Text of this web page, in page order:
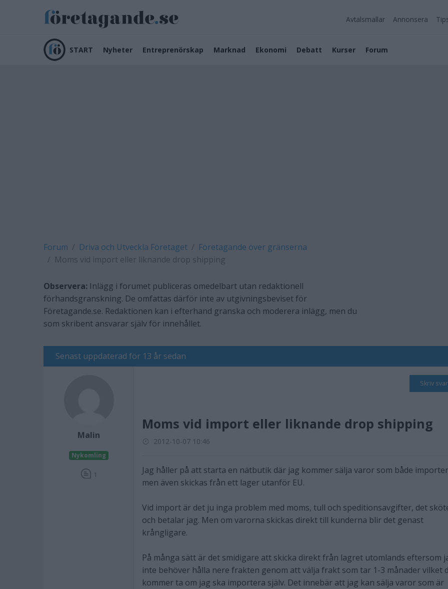
Avtalsmallar Annonsera
START Nyheter Entreprenörskap Marknad Ekonomi Debatt Kurser Forum
Forum Driva och Utveckla Företaget
Företagande över gränserna
Moms vid import eller liknande drop shipping
Observera: Inlägg i forumet publiceras omedelbart utan redaktionell
förhandsgranskning. De omfattas därför inte av utgivningsbeviset för
Företagande.se. Redaktionen kan i efterhand granska och moderera inlägg, men du
som skribent ansvarar själv för innehållet.
Senast uppdaterad för 13 år sedan
Malin
Nykomling
1
Skriv svar
Moms vid import eller liknande drop shipping
2012-10-07 10:46
Jag håller på att starta en nätbutik där jag kommer sälja varor som både
men även skickas från ett lager utanför EU.
Vid import är det ju inga problem med moms, tull och speditionsavgifter, det
och betalar jag. Men om varorna skickas direkt till kunderna blir det genast
krångligare.
På många sätt är det smidigare att skicka direkt från lagret utomlands eftersom
inte behöver hålla nere frakten genom att välja frakt som tar 1-3 månader vilket
kommer ta om jag ska importera själv. Det innebär att jag kan sälja varor som är